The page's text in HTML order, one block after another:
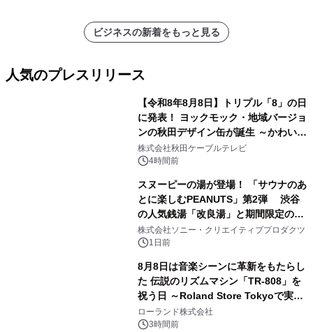
ビジネスの新着をもっと見る
人気のプレスリリース
【令和8年8月8日】トリプル「8」の日
に発表！ ヨックモック・地域バージョ
ンの秋田デザイン缶が誕生 ～かわいい
秋田犬の子犬と秋田の四季と名所を巡
るパッケージ～ 9月1日(火)秋田県内で
株式会社秋田ケーブルテレビ
4時間前
スヌーピーの湯が登場！ 「サウナのあ
とに楽しむPEANUTS」第2弾 渋谷
の人気銭湯「改良湯」と期間限定のコ
ラボレーション サウナイキタイコラ
ボグッズも発売決定！
株式会社ソニー・クリエイティブプロダクツ
1日前
8月8日は音楽シーンに革新をもたらし
た 伝説のリズムマシン「TR-808」を
祝う日 ～Roland Store Tokyoで実機
を展示しての 記念キャンペーンを開
催 英国ラジオ「NTS」の 特別プログ
ローランド株式会社
3時間前